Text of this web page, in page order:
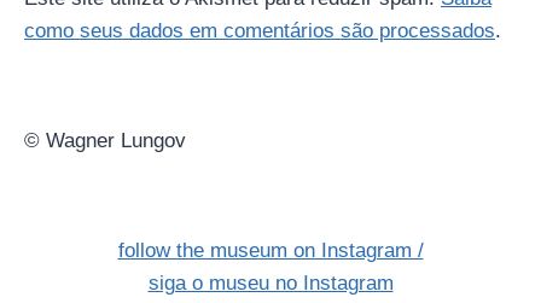
como seus dados em comentários são processados.
© Wagner Lungov
follow the museum on Instagram /
siga o museu no Instagram